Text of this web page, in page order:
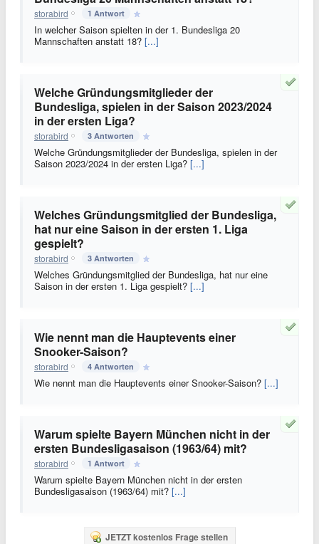
storabird 1 Antwort
In welcher Saison spielten in der 1. Bundesliga 20
Mannschaften anstatt 18? [...]
Welche Gründungsmitglieder der
Bundesliga, spielen in der Saison 2023/2024
in der ersten Liga?
storabird 3 Antworten
Welche Gründungsmitglieder der Bundesliga, spielen in der
Saison 2023/2024 in der ersten Liga? [...]
Welches Gründungsmitglied der Bundesliga,
hat nur eine Saison in der ersten 1. Liga
gespielt?
storabird 3 Antworten
Welches Gründungsmitglied der Bundesliga, hat nur eine
Saison in der ersten 1. Liga gespielt? [...]
Wie nennt man die Hauptevents einer
Snooker-Saison?
storabird 4 Antworten
Wie nennt man die Hauptevents einer Snooker-Saison? [...]
Warum spielte Bayern München nicht in der
ersten Bundesligasaison (1963/64) mit?
storabird 1 Antwort
Warum spielte Bayern München nicht in der ersten
Bundesligasaison (1963/64) mit? [...]
JETZT kostenlos Frage stellen